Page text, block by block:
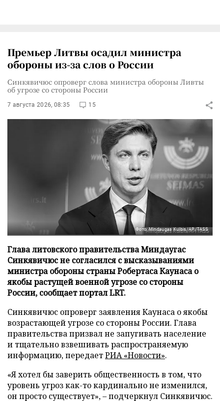
Премьер Литвы осадил министра
обороны из-за слов о России
Синкявичюс опроверг слова министра обороны Ливты
об угрозе со стороны России
7 августа 2026, 08:35 15
Фото: Mindaugas Kulbis/AP/TASS
Глава литовского правительства Миндаугас
Синкявичюс не согласился с высказываниями
министра обороны страны Робертаса Каунаса о
якобы растущей военной угрозе со стороны
России, сообщает портал LRT.
Синкявичюс опроверг заявления Каунаса о якобы
возрастающей угрозе со стороны России. Глава
правительства призвал не запугивать население
и тщательно взвешивать распространяемую
информацию, передаетРИА «Новости».
«Я хотел бы заверить общественность в том, что
уровень угроз как-то кардинально не изменился,
он просто существует», – подчеркнул Синкявичюс.